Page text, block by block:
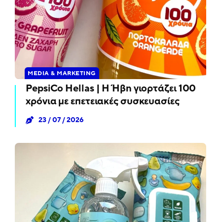
MEDIA & MARKETING
PepsiCo Hellas | Η Ήβη γιορτάζει 100
χρόνια με επετειακές συσκευασίες
23 / 07 / 2026